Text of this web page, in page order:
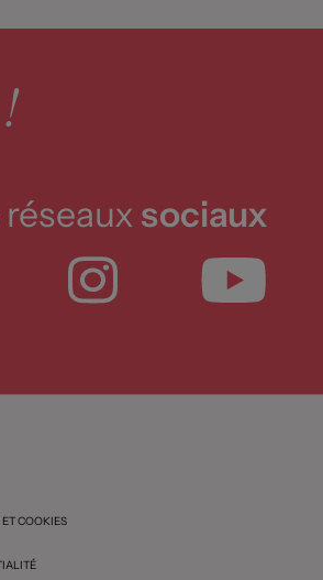
réseaux sociaux
COOKIES